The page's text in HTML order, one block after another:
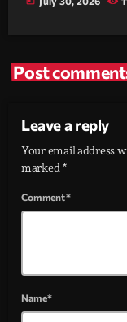
Post
Leave a reply
Your email address
marked *
Comment*
Name*